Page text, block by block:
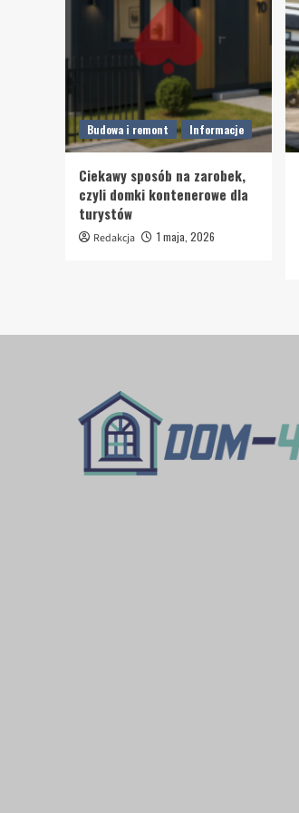
Budowa i remont Informacje
Ciekawy sposób na zarobek,
czyli domki kontenerowe dla
turystów
Redakcja 1 maja, 2026